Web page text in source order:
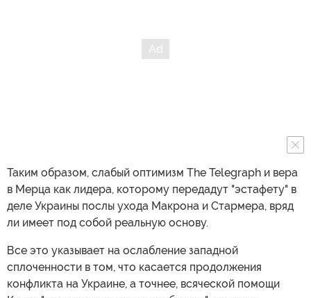
Таким образом, слабый оптимизм The Telegraph и вера
в Мерца как лидера, которому передадут "эстафету" в
деле Украины послы ухода Макрона и Стармера, вряд
ли имеет под собой реальную основу.
Все это указывает на ослабление западной
сплоченности в том, что касается продолжения
конфликта на Украине, а точнее, всяческой помощи